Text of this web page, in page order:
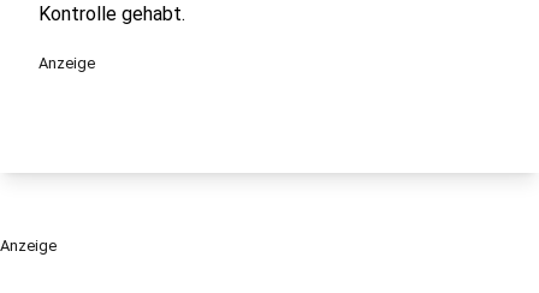
Kontrolle gehabt.
Anzeige
Anzeige